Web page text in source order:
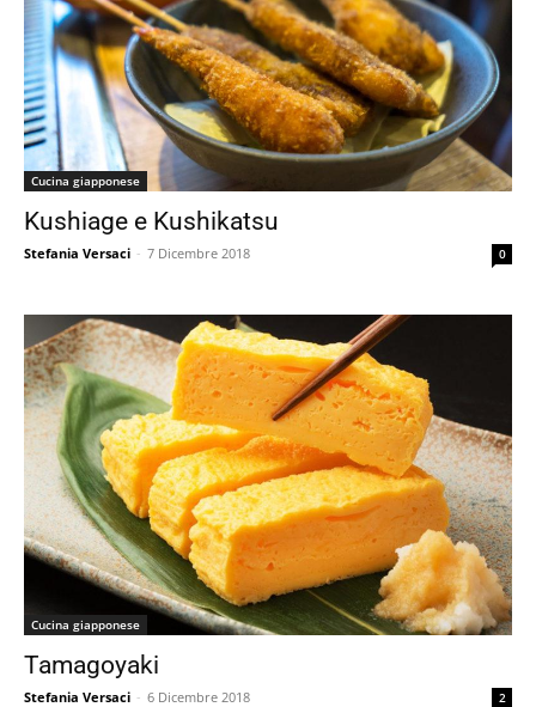
Cucina giapponese
Kushiage e Kushikatsu
Stefania Versaci - 7 Dicembre 2018 0
Cucina giapponese
Tamagoyaki
Stefania Versaci - 6 Dicembre 2018 2